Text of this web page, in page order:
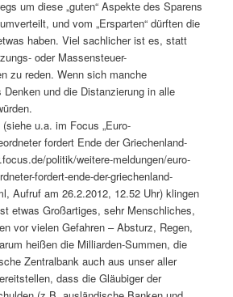
um diese „guten“ Aspekte des Sparens
und vom „Ersparten“ dürften die
haben. Viel sachlicher ist es, statt
oder Massensteuer-
zu reden. Wenn sich manche
und die Distanzierung in alle
(siehe u.a. im Focus „Euro-
fordert Ende der Griechenland-
politik/weitere-meldungen/euro-
fordert-ende-der-griechenland-
Aufruf am 26.2.2012, 12.52 Uhr) klingen
etwas Großartiges, sehr Menschliches,
vor vielen Gefahren – Absturz, Regen,
heißen die Milliarden-Summen, die
Zentralbank auch aus unser aller
dass die Gläubiger der